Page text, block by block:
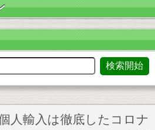
人輸入は徹底したコロナ